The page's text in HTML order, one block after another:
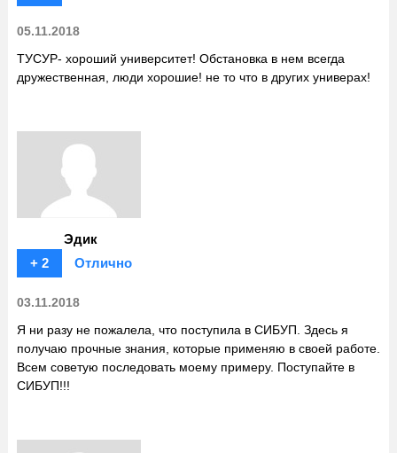
05.11.2018
ТУСУР- хороший университет! Обстановка в нем всегда
дружественная, люди хорошие! не то что в других универах!
Эдик
+ 2
Отлично
03.11.2018
Я ни разу не пожалела, что поступила в СИБУП. Здесь я
получаю прочные знания, которые применяю в своей работе.
Всем советую последовать моему примеру. Поступайте в
СИБУП!!!